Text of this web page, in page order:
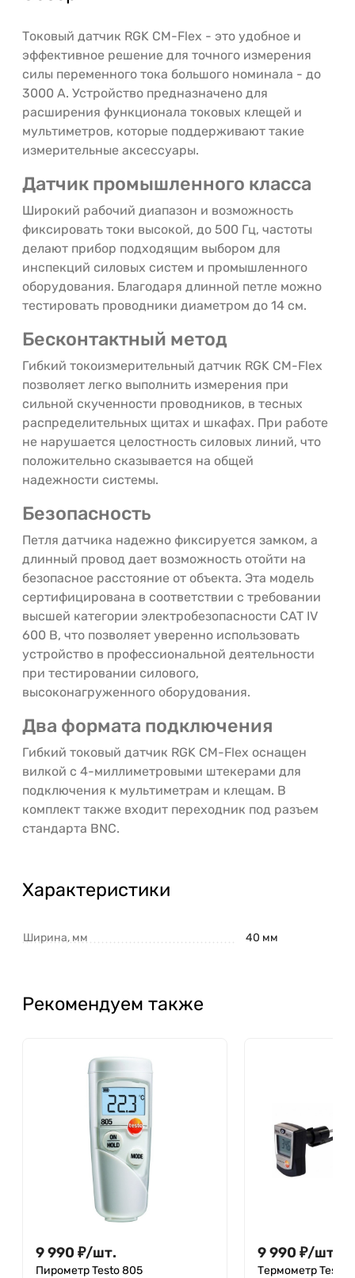
Токовый датчик RGK CM-Flex - это удобное и
эффективное решение для точного измерения
силы переменного тока большого номинала - до
3000 А. Устройство предназначено для
расширения функционала токовых клещей и
мультиметров, которые поддерживают такие
измерительные аксессуары.
Датчик промышленного класса
Широкий рабочий диапазон и возможность
фиксировать токи высокой, до 500 Гц, частоты
делают прибор подходящим выбором для
инспекций силовых систем и промышленного
оборудования. Благодаря длинной петле можно
тестировать проводники диаметром до 14 см.
Бесконтактный метод
Гибкий токоизмерительный датчик RGK CM-Flex
позволяет легко выполнить измерения при
сильной скученности проводников, в тесных
распределительных щитах и шкафах. При работе
не нарушается целостность силовых линий, что
положительно сказывается на общей
надежности системы.
Безопасность
Петля датчика надежно фиксируется замком, а
длинный провод дает возможность отойти на
безопасное расстояние от объекта. Эта модель
сертифицирована в соответствии с требовании
высшей категории электробезопасности CAT IV
600 В, что позволяет уверенно использовать
устройство в профессиональной деятельности
при тестировании силового,
высоконагруженного оборудования.
Два формата подключения
Гибкий токовый датчик RGK CM-Flex оснащен
вилкой с 4-миллиметровыми штекерами для
подключения к мультиметрам и клещам. В
комплект также входит переходник под разъем
стандарта BNC.
Характеристики
Ширина, мм 40 мм
Рекомендуем также
9 990 ₽/шт.
Пирометр Testo 805
9 990 ₽/шт.
Термометр Testo